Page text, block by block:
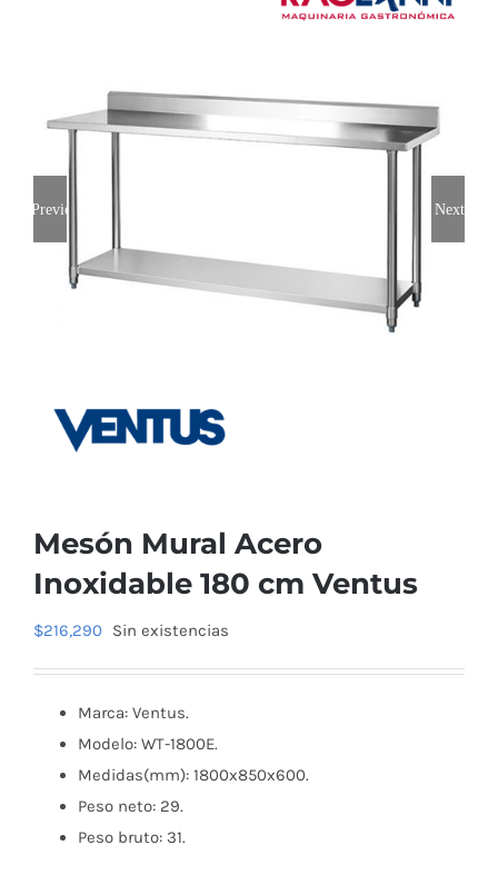
Previous Next
Mesón Mural Acero
Inoxidable 180 cm Ventus
$216,290 Sin existencias
Marca: Ventus.
Modelo: WT-1800E.
Medidas(mm): 1800x850x600.
Peso neto: 29.
Peso bruto: 31.